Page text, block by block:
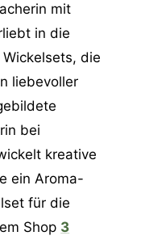
mit
in die
die
liebevoller
bei
kreative
ein Aroma-
für die
Shop 3